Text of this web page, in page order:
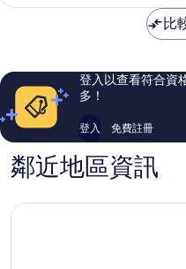
常
評
論
比
登入以查看符合資
多！
登入 免費註冊
鄰近地區資訊